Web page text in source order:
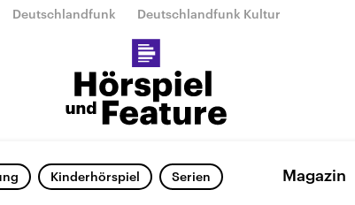
Deutschlandfunk Deutschlandfunk Kultur
Kinderhörspiel Serien Magazin